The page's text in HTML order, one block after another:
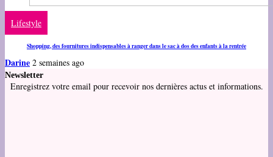
Lifestyle
Shopping, des fournitures indispensables à ranger dans le sac à dos des enfants à la rentrée
Darine 2 semaines ago
Newsletter
Enregistrez votre email pour recevoir nos dernières actus et informations.